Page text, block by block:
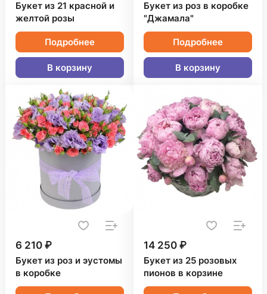
Букет из 21 красной и
желтой розы
Подробнее
В корзину
Букет из роз в коробке
"Джамала"
Подробнее
В корзину
6 210 ₽
Букет из роз и эустомы
в коробке
14 250 ₽
Букет из 25 розовых
пионов в корзине